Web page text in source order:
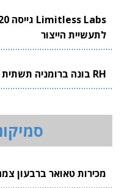
לתעשיית הייצור
RH בונה ברומניה תשתית ייצור ביטחוני ישראלית
מכירות טאואר ברבעון צמחו